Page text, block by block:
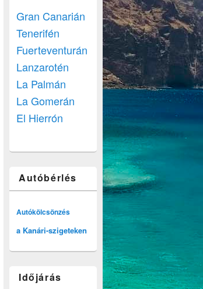
Gran Canarián
Tenerifén
Fuerteventurán
Lanzarotén
La Palmán
La Gomerán
El Hierrón
Autóbérlés
Autókölcsönzés
a Kanári-szigeteken
Időjárás